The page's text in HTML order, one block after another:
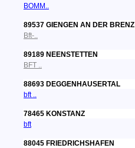
BOMM..
89537 GIENGEN AN DER BRENZ
Bft-..
89189 NEENSTETTEN
BFT ..
88693 DEGGENHAUSERTAL
bft ..
78465 KONSTANZ
bft
88045 FRIEDRICHSHAFEN